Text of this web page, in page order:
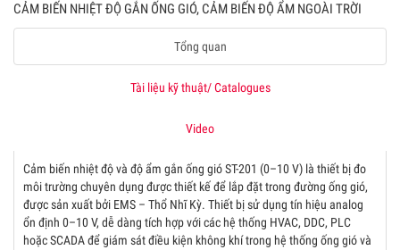
CẢM BIẾN NHIỆT ĐỘ GẮN ỐNG GIÓ, CẢM BIẾN ĐỘ ẨM NGOÀI TRỜI
Tổng quan
Tài liệu kỹ thuật/ Catalogues
Video
Cảm biến nhiệt độ và độ ẩm gắn ống gió ST-201 (0–10 V) là thiết bị đo
môi trường chuyên dụng được thiết kế để lắp đặt trong đường ống gió,
được sản xuất bởi EMS – Thổ Nhĩ Kỳ. Thiết bị sử dụng tín hiệu analog
ổn định 0–10 V, dễ dàng tích hợp với các hệ thống HVAC, DDC, PLC
hoặc SCADA để giám sát điều kiện không khí trong hệ thống ống gió và